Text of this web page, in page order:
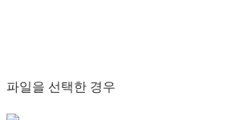
파일을 선택한 경우